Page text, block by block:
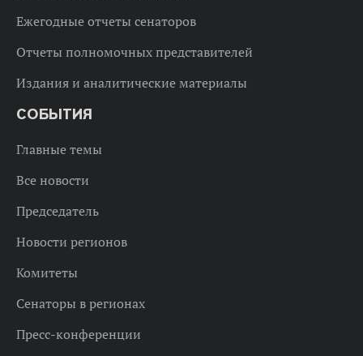
Ежегодные отчеты сенаторов
Отчеты полномочных представителей
Издания и аналитические материалы
СОБЫТИЯ
Главные темы
Все новости
Председатель
Новости регионов
Комитеты
Сенаторы в регионах
Пресс-конференции